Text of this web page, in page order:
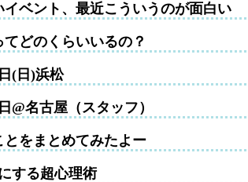
ベント、最近こういうのが面白い
どのくらいいるの？
(日)浜松
@名古屋（スタッフ）
をまとめてみたよー
する超心理術